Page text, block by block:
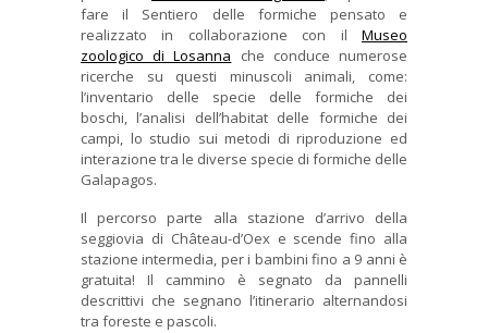
fare il Sentiero delle formiche pensato e
realizzato in collaborazione con il Museo
zoologico di Losanna che conduce numerose
ricerche su questi minuscoli animali, come:
l’inventario delle specie delle formiche dei
boschi, l’analisi dell’habitat delle formiche dei
campi, lo studio sui metodi di riproduzione ed
interazione tra le diverse specie di formiche delle
Galapagos.
Il percorso parte alla stazione d’arrivo della
seggiovia di Château-d’Oex e scende fino alla
stazione intermedia, per i bambini fino a 9 anni è
gratuita! Il cammino è segnato da pannelli
descrittivi che segnano l’itinerario alternandosi
tra foreste e pascoli.